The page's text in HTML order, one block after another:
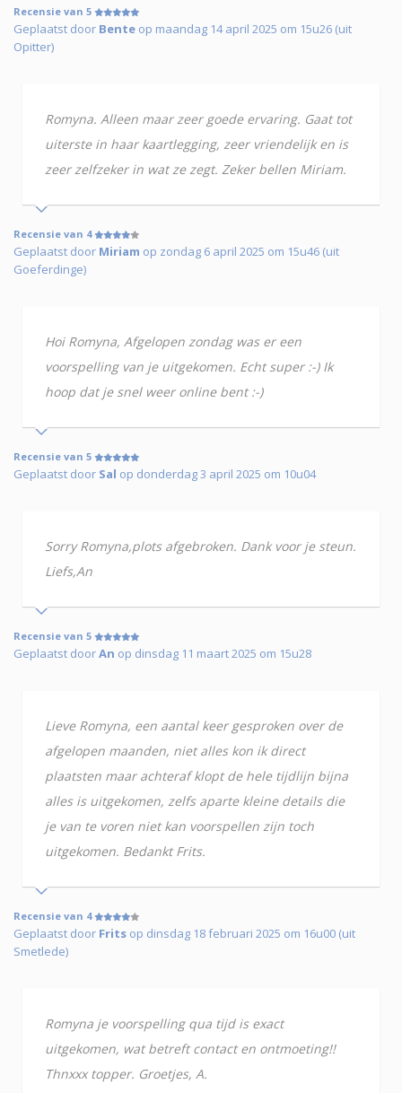
Recensie van 5
Geplaatst door Bente op maandag 14 april 2025 om 15u26 (uit
Opitter)
Romyna. Alleen maar zeer goede ervaring. Gaat tot
uiterste in haar kaartlegging, zeer vriendelijk en is
zeer zelfzeker in wat ze zegt. Zeker bellen Miriam.
Recensie van 4
Geplaatst door Miriam op zondag 6 april 2025 om 15u46 (uit
Goeferdinge)
Hoi Romyna, Afgelopen zondag was er een
voorspelling van je uitgekomen. Echt super :-) Ik
hoop dat je snel weer online bent :-)
Recensie van 5
Geplaatst door Sal op donderdag 3 april 2025 om 10u04
Sorry Romyna,plots afgebroken. Dank voor je steun.
Liefs,An
Recensie van 5
Geplaatst doorAn op dinsdag 11 maart 2025 om 15u28
Lieve Romyna, een aantal keer gesproken over de
afgelopen maanden, niet alles kon ik direct
plaatsten maar achteraf klopt de hele tijdlijn bijna
alles is uitgekomen, zelfs aparte kleine details die
je van te voren niet kan voorspellen zijn toch
uitgekomen. Bedankt Frits.
Recensie van 4
Geplaatst door Frits op dinsdag 18 februari 2025 om 16u00 (uit
Smetlede)
Romyna je voorspelling qua tijd is exact
uitgekomen, wat betreft contact en ontmoeting!!
Thnxxx topper. Groetjes, A.